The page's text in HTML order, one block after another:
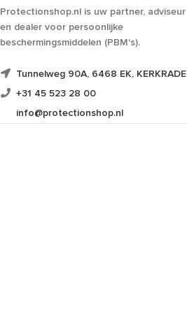
Protectionshop.nl is uw partner, adviseur
en dealer voor persoonlijke
beschermingsmiddelen (PBM's).
Tunnelweg 90A, 6468 EK, KERKRADE
+31 45 523 28 00
info@protectionshop.nl